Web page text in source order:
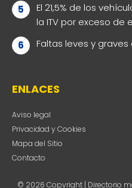
El 21,5% de los
la ITV por exceso de
Faltas leves y graves
ENLACES
Aviso legal
Privacidad y Cookies
Mapa del Sitio
Contacto
© 2026 Copyright | Directorio